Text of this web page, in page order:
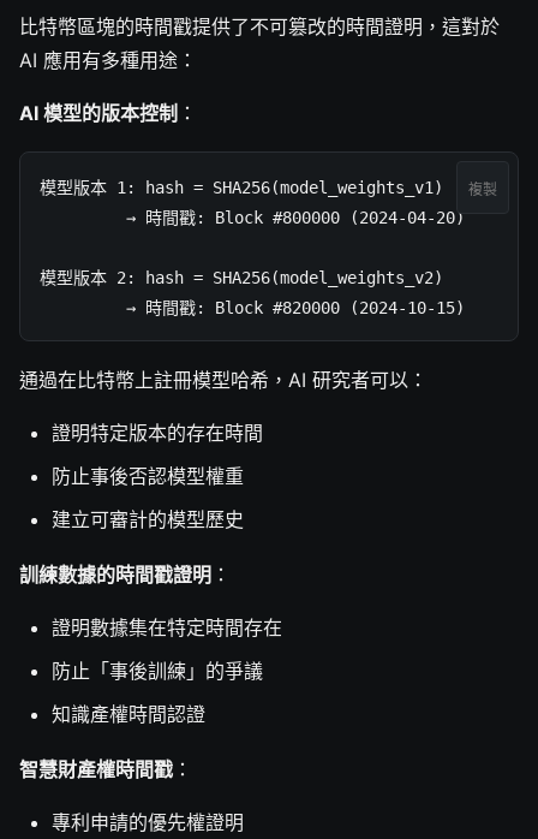
比特幣區塊的時間戳提供了不可篡改的時間證明，這對於
AI 應用有多種用途：
AI 模型的版本控制 ：
模型版本 1: hash = SHA256(model_weights_v1)
         → 時間戳: Block #800000 (2024-04-20)
模型版本 2: hash = SHA256(model_weights_v2)
         → 時間戳: Block #820000 (2024-10-15)
複製
通過在比特幣上註冊模型哈希，AI 研究者可以：
證明特定版本的存在時間
防止事後否認模型權重
建立可審計的模型歷史
訓練數據的時間戳證明 ：
證明數據集在特定時間存在
防止「事後訓練」的爭議
知識產權時間認證
智慧財產權時間戳 ：
專利申請的優先權證明